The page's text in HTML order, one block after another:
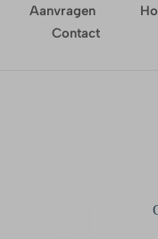
Aanvragen
Contact